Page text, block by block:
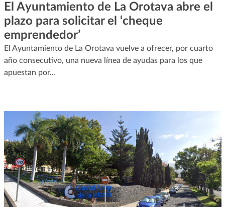
El Ayuntamiento de La Orotava abre el
plazo para solicitar el ‘cheque
emprendedor’
El Ayuntamiento de La Orotava vuelve a ofrecer, por cuarto
año consecutivo, una nueva línea de ayudas para los que
apuestan por…